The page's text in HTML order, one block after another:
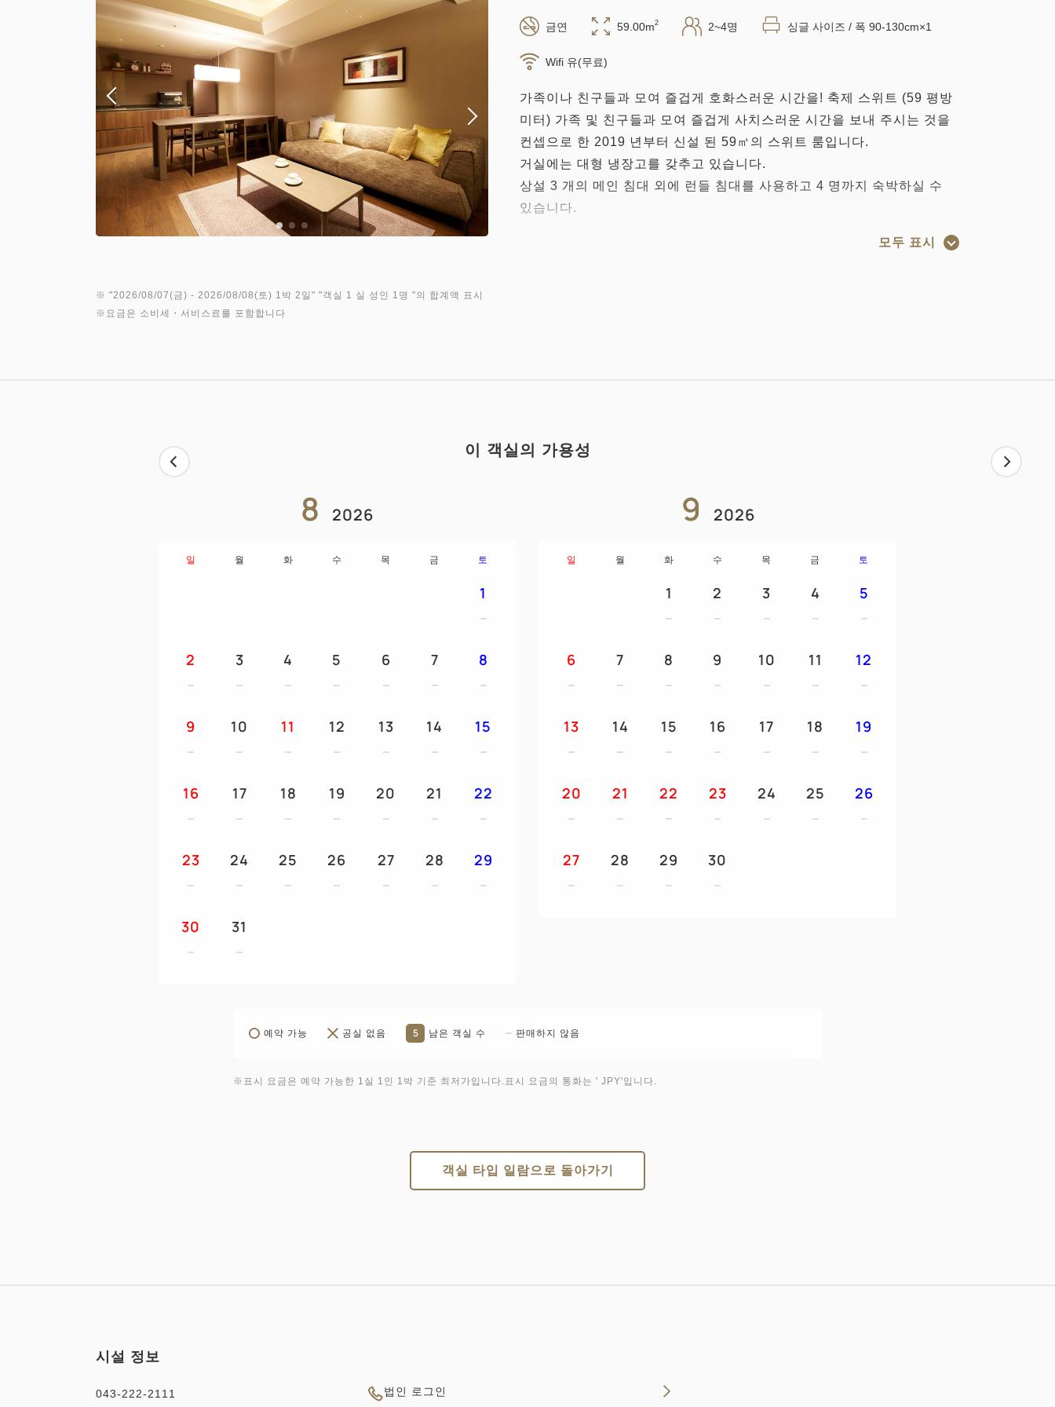
금연 59.00m2 2~4명 싱글 사이즈 / 폭 90-130cm×1
Wifi 유(무료)
가족이나 친구들과 모여 즐겁게 호화스러운 시간을! 축제 스위트 (59 평방
미터) 가족 및 친구들과 모여 즐겁게 사치스러운 시간을 보내 주시는 것을
컨셉으로 한 2019 년부터 신설 된 59㎡의 스위트 룸입니다.
거실에는 대형 냉장고를 갖추고 있습니다.
상설 3 개의 메인 침대 외에 런들 침대를 사용하고 4 명까지 숙박하실 수
있습니다.
● 객실 설비 및 시설
주전자 / 냉장고 / 가습 기능이있는 공기 청정기 기계 / 비데 / LAN 케이블 /
침대 가드 / 슬리퍼 / 보조 변기 / 아기 침대 무료 (길이 120cm 폭 70cm) /
● 금연 객실
모두 표시
※ "2026/08/07(금) - 2026/08/08(토) 1박 2일 " "객실 1 실 성인 1명 "의 합계액 표시
※요금은 소비세・서비스료를 포함합니다
이 객실의 가용성
8 2026
일 월 화 수 목 금 토
1
2 3 4 5 6 7 8
9 10 11 12 13 14 15
16 17 18 19 20 21 22
23 24 25 26 27 28 29
30 31
9 2026
일 월 화 수 목 금 토
1 2 3 4 5
6 7 8 9 10 11 12
13 14 15 16 17 18 19
20 21 22 23 24 25 26
27 28 29 30
예약 가능 공실 없음 5 남은 객실 수 판매하지 않음
※표시 요금은 예약 가능한 1실 1인 1박 기준 최저가입니다.표시 요금의 통화는 ' JPY'입니다.
객실 타입 일람으로 돌아가기
시설 정보
043-222-2111 법인 로그인